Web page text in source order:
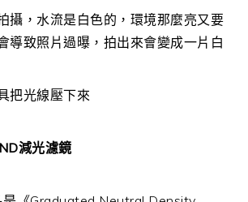
攝，水流是白色的，環境那麼亮又要
導致照片過曝，拍出來會變成一片白
把光線壓下來
減光濾鏡